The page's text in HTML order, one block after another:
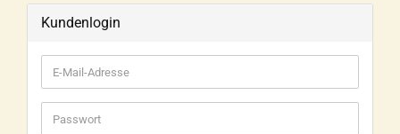
Kundenlogin